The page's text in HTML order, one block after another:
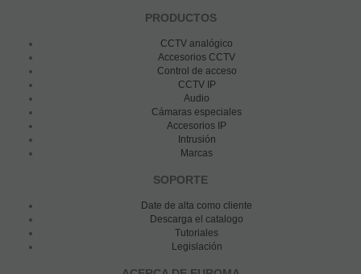
PRODUCTOS
CCTV analógico
Accesorios CCTV
Control de acceso
CCTV IP
Audio
Cámaras especiales
Accesorios IP
Intrusión
Marcas
SOPORTE
Date de alta como cliente
Descarga el catalogo
Tutoriales
Legislación